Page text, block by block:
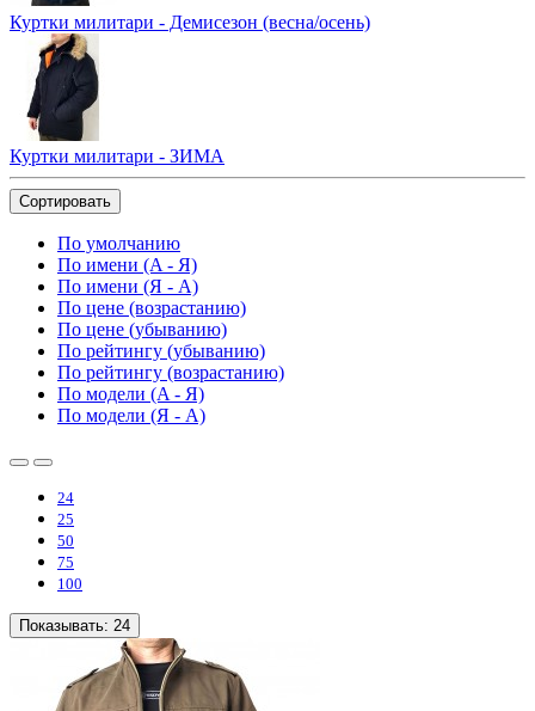
Куртки милитари - Демисезон (весна/осень)
Куртки милитари - ЗИМА
Сортировать
По умолчанию
По имени (A - Я)
По имени (Я - A)
По цене (возрастанию)
По цене (убыванию)
По рейтингу (убыванию)
По рейтингу (возрастанию)
По модели (A - Я)
По модели (Я - A)
24
25
50
75
100
Показывать: 24